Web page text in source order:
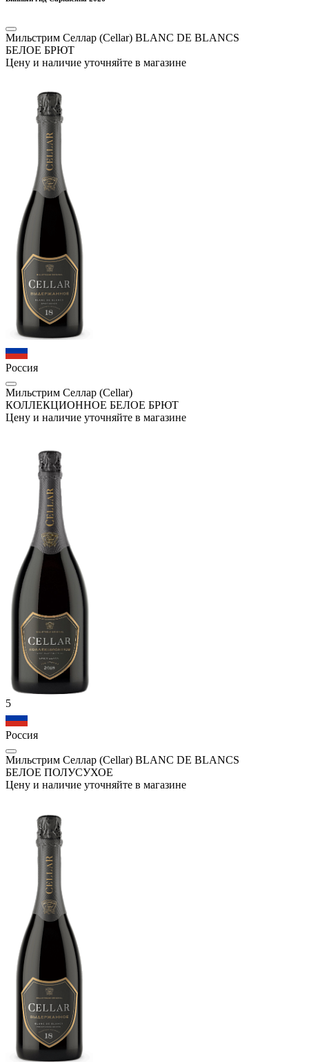
Мильстрим Селлар (Cellar) BLANC DE BLANCS
БЕЛОЕ БРЮТ
Цену и наличие уточняйте в магазине
Россия
Мильстрим Селлар (Cellar)
КОЛЛЕКЦИОННОЕ БЕЛОЕ БРЮТ
Цену и наличие уточняйте в магазине
5
Россия
Мильстрим Селлар (Cellar) BLANC DE BLANCS
БЕЛОЕ ПОЛУСУХОЕ
Цену и наличие уточняйте в магазине